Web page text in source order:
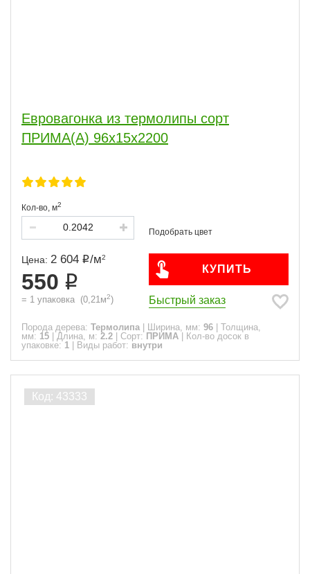
Евровагонка из термолипы сорт
ПРИМА(А) 96x15x2200
Кол-во, м2
Цена: 2 604 /м2
550
= 1 упаковка (0,21м2)
КУПИТЬ
Быстрый заказ
Порода дерева: Термолипа Ширина, мм: 96
Толщина,
мм: 15 Длина, м: 2.2 Сорт: ПРИМА
Кол-во досок в
упаковке: 1 Виды работ: внутри